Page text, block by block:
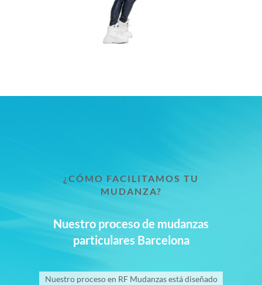
¿CÓMO FACILITAMOS TU
MUDANZA?
Nuestro proceso de mudanzas
particulares Barcelona
Nuestro proceso en RF Mudanzas está diseñado